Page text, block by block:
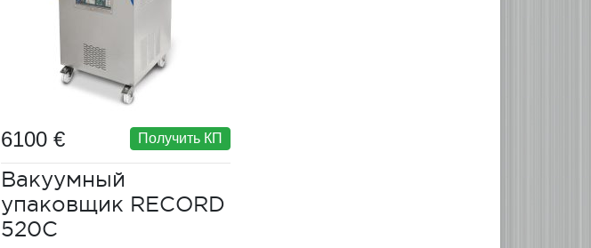
6100 € Получить КП
Вакуумный
упаковщик RECORD
520C